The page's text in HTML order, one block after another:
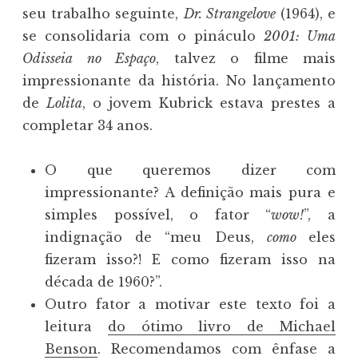
seu trabalho seguinte, Dr. Strangelove(1964), e
se consolidaria com o pináculo 2001: Uma
Odisseia no Espaço, talvez o filme mais
impressionante da história. No lançamento
de Lolita, o jovem Kubrick estava prestes a
completar 34 anos.
O que queremos dizer com
impressionante? A definição mais pura e
simples possível, o fator “wow!”, a
indignação de “meu Deus, como eles
fizeram isso?! E como fizeram isso na
década de 1960?”.
Outro fator a motivar este texto foi a
leitura do ótimo livro de Michael
Benson. Recomendamos com ênfase a